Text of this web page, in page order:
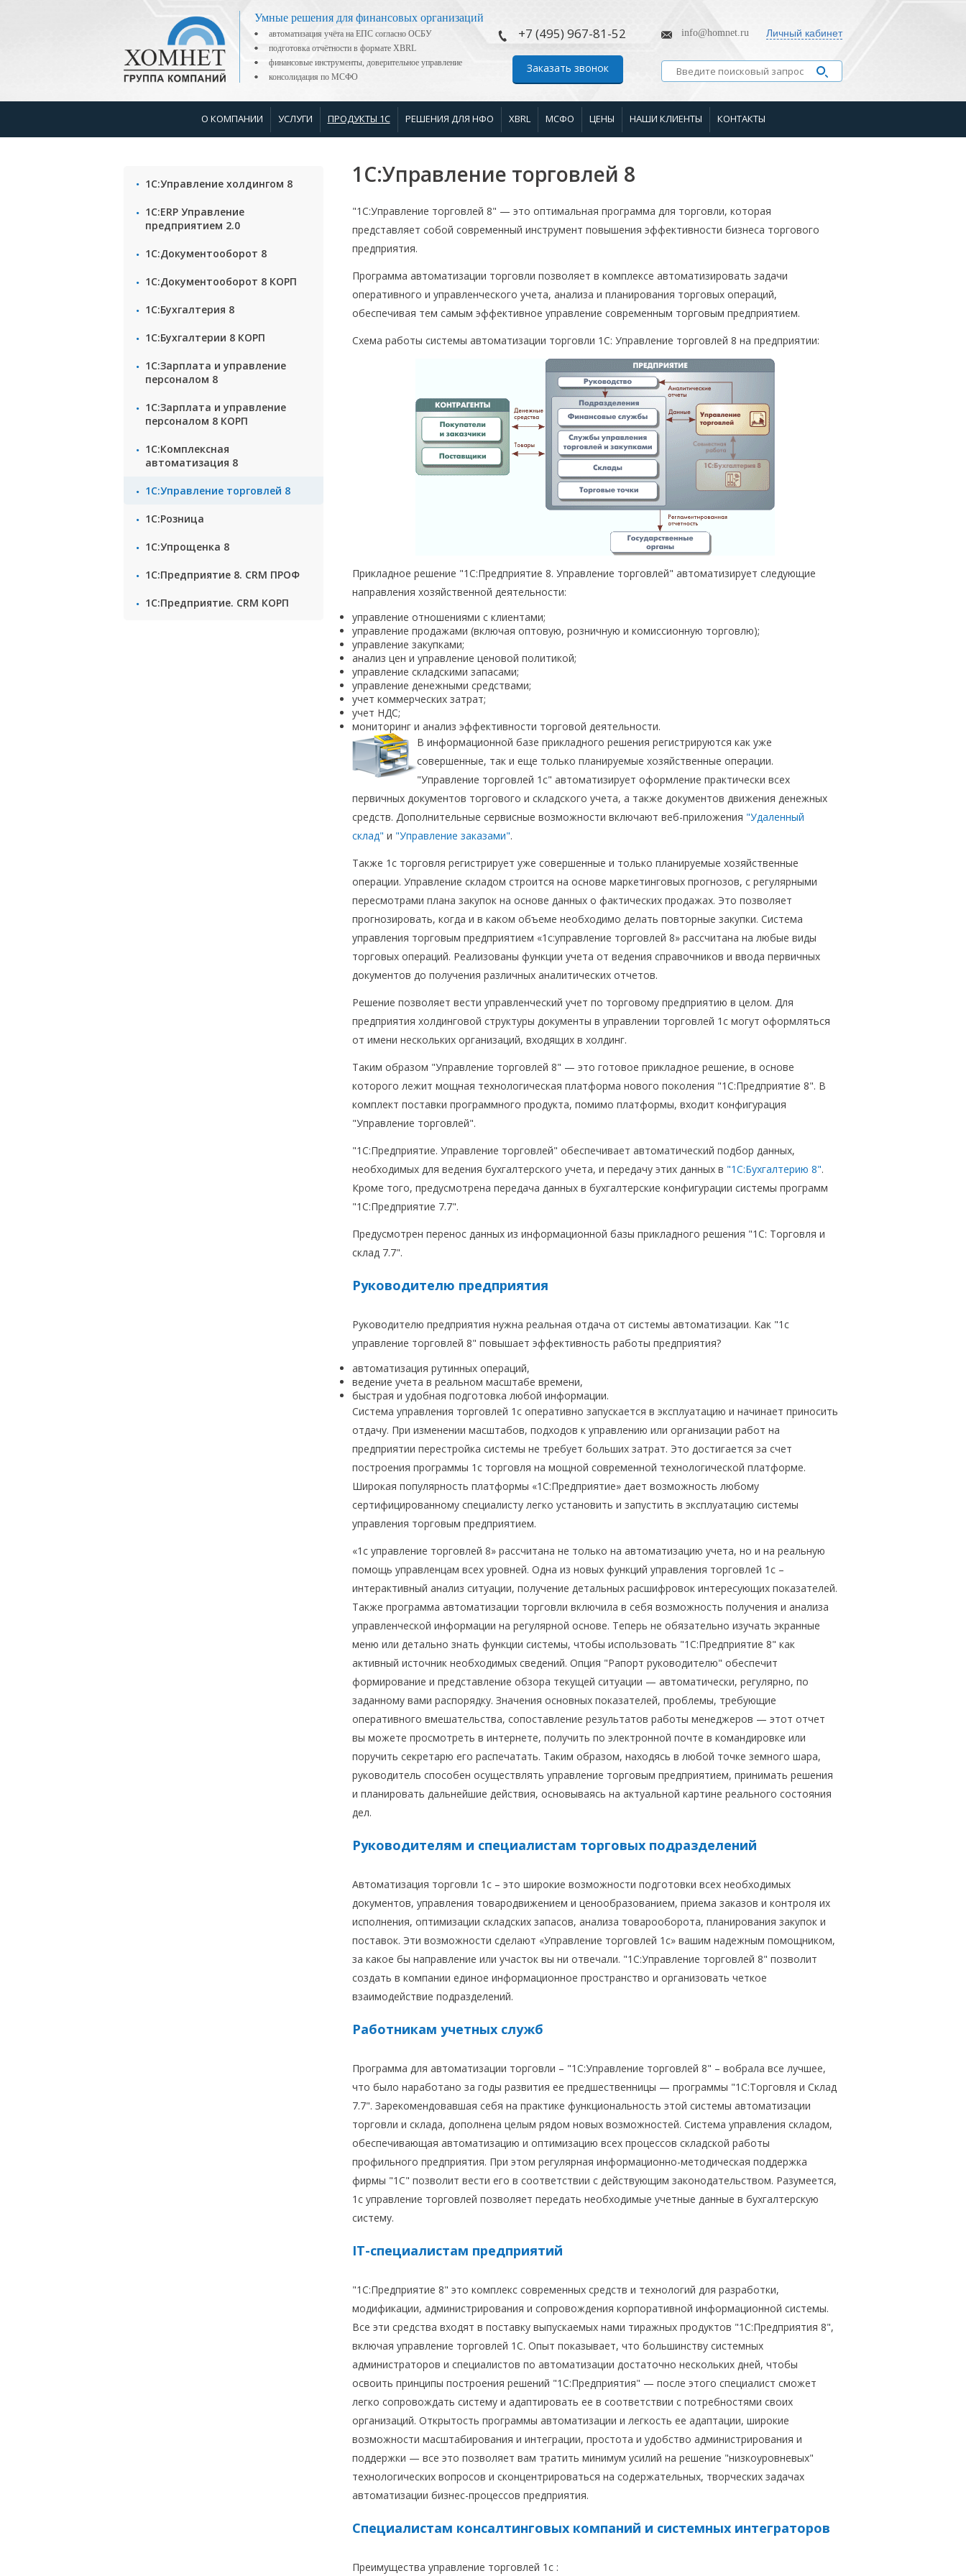
Умные решения для финансовых организаций
автоматизация учёта на ЕПС согласно ОСБУ
подготовка отчётности в формате XBRL
финансовые инструменты, доверительное управление
консолидация по МСФО
+7 (495) 967-81-52
Заказать звонок
info@homnet.ru Личный кабинет
О КОМПАНИИ УСЛУГИ ПРОДУКТЫ 1С РЕШЕНИЯ ДЛЯ НФО XBRL МСФО ЦЕНЫ НАШИ КЛИЕНТЫ КОНТАКТЫ
1С:Управление холдингом 8
1С:ERP Управление
предприятием 2.0
1С:Документооборот 8
1С:Документооборот 8 КОРП
1С:Бухгалтерия 8
1С:Бухгалтерии 8 КОРП
1С:Зарплата и управление
персоналом 8
1С:Зарплата и управление
персоналом 8 КОРП
1С:Комплексная
автоматизация 8
1С:Управление торговлей 8
1С:Розница
1С:Упрощенка 8
1С:Предприятие 8. CRM ПРОФ
1С:Предприятие. CRM КОРП
1С:Управление торговлей 8
"1С:Управление торговлей 8" — это оптимальная программа для торговли, которая
представляет собой современный инструмент повышения эффективности бизнеса торгового
предприятия.
Программа автоматизации торговли позволяет в комплексе автоматизировать задачи
оперативного и управленческого учета, анализа и планирования торговых операций,
обеспечивая тем самым эффективное управление современным торговым предприятием.
Схема работы системы автоматизации торговли 1С: Управление торговлей 8 на предприятии:
Прикладное решение "1С:Предприятие 8. Управление торговлей" автоматизирует следующие
направления хозяйственной деятельности:
управление отношениями с клиентами;
управление продажами (включая оптовую, розничную и комиссионную торговлю);
управление закупками;
анализ цен и управление ценовой политикой;
управление складскими запасами;
управление денежными средствами;
учет коммерческих затрат;
учет НДС;
мониторинг и анализ эффективности торговой деятельности.
В информационной базе прикладного решения регистрируются как уже
совершенные, так и еще только планируемые хозяйственные операции.
"Управление торговлей 1с" автоматизирует оформление практически всех
первичных документов торгового и складского учета, а также документов движения денежных
средств. Дополнительные сервисные возможности включают веб-приложения "Удаленный
склад" и "Управление заказами".
Также 1с торговля регистрирует уже совершенные и только планируемые хозяйственные
операции. Управление складом строится на основе маркетинговых прогнозов, с регулярными
пересмотрами плана закупок на основе данных о фактических продажах. Это позволяет
прогнозировать, когда и в каком объеме необходимо делать повторные закупки. Система
управления торговым предприятием «1с:управление торговлей 8» рассчитана на любые виды
торговых операций. Реализованы функции учета от ведения справочников и ввода первичных
документов до получения различных аналитических отчетов.
Решение позволяет вести управленческий учет по торговому предприятию в целом. Для
предприятия холдинговой структуры документы в управлении торговлей 1с могут оформляться
от имени нескольких организаций, входящих в холдинг.
Таким образом "Управление торговлей 8" — это готовое прикладное решение, в основе
которого лежит мощная технологическая платформа нового поколения "1С:Предприятие 8". В
комплект поставки программного продукта, помимо платформы, входит конфигурация
"Управление торговлей".
"1С:Предприятие. Управление торговлей" обеспечивает автоматический подбор данных,
необходимых для ведения бухгалтерского учета, и передачу этих данных в "1С:Бухгалтерию 8".
Кроме того, предусмотрена передача данных в бухгалтерские конфигурации системы программ
"1С:Предприятие 7.7".
Предусмотрен перенос данных из информационной базы прикладного решения "1С: Торговля и
склад 7.7".
Руководителю предприятия
Руководителю предприятия нужна реальная отдача от системы автоматизации. Как "1с
управление торговлей 8" повышает эффективность работы предприятия?
автоматизация рутинных операций,
ведение учета в реальном масштабе времени,
быстрая и удобная подготовка любой информации.
Система управления торговлей 1с оперативно запускается в эксплуатацию и начинает приносить
отдачу. При изменении масштабов, подходов к управлению или организации работ на
предприятии перестройка системы не требует больших затрат. Это достигается за счет
построения программы 1с торговля на мощной современной технологической платформе.
Широкая популярность платформы «1С:Предприятие» дает возможность любому
сертифицированному специалисту легко установить и запустить в эксплуатацию системы
управления торговым предприятием.
«1с управление торговлей 8» рассчитана не только на автоматизацию учета, но и на реальную
помощь управленцам всех уровней. Одна из новых функций управления торговлей 1с –
интерактивный анализ ситуации, получение детальных расшифровок интересующих показателей.
Также программа автоматизации торговли включила в себя возможность получения и анализа
управленческой информации на регулярной основе. Теперь не обязательно изучать экранные
меню или детально знать функции системы, чтобы использовать "1С:Предприятие 8" как
активный источник необходимых сведений. Опция "Рапорт руководителю" обеспечит
формирование и представление обзора текущей ситуации — автоматически, регулярно, по
заданному вами распорядку. Значения основных показателей, проблемы, требующие
оперативного вмешательства, сопоставление результатов работы менеджеров — этот отчет
вы можете просмотреть в интернете, получить по электронной почте в командировке или
поручить секретарю его распечатать. Таким образом, находясь в любой точке земного шара,
руководитель способен осуществлять управление торговым предприятием, принимать решения
и планировать дальнейшие действия, основываясь на актуальной картине реального состояния
дел.
Руководителям и специалистам торговых подразделений
Автоматизация торговли 1с – это широкие возможности подготовки всех необходимых
документов, управления товародвижением и ценообразованием, приема заказов и контроля их
исполнения, оптимизации складских запасов, анализа товарооборота, планирования закупок и
поставок. Эти возможности сделают «Управление торговлей 1с» вашим надежным помощником,
за какое бы направление или участок вы ни отвечали. "1С:Управление торговлей 8" позволит
создать в компании единое информационное пространство и организовать четкое
взаимодействие подразделений.
Работникам учетных служб
Программа для автоматизации торговли – "1С:Управление торговлей 8" – вобрала все лучшее,
что было наработано за годы развития ее предшественницы — программы "1С:Торговля и Склад
7.7". Зарекомендовавшая себя на практике функциональность этой системы автоматизации
торговли и склада, дополнена целым рядом новых возможностей. Система управления складом,
обеспечивающая автоматизацию и оптимизацию всех процессов складской работы
профильного предприятия. При этом регулярная информационно-методическая поддержка
фирмы "1С" позволит вести его в соответствии с действующим законодательством. Разумеется,
1с управление торговлей позволяет передать необходимые учетные данные в бухгалтерскую
систему.
IT-специалистам предприятий
"1С:Предприятие 8" это комплекс современных средств и технологий для разработки,
модификации, администрирования и сопровождения корпоративной информационной системы.
Все эти средства входят в поставку выпускаемых нами тиражных продуктов "1С:Предприятия 8",
включая управление торговлей 1С. Опыт показывает, что большинству системных
администраторов и специалистов по автоматизации достаточно нескольких дней, чтобы
освоить принципы построения решений "1С:Предприятия" — после этого специалист сможет
легко сопровождать систему и адаптировать ее в соответствии с потребностями своих
организаций. Открытость программы автоматизации и легкость ее адаптации, широкие
возможности масштабирования и интеграции, простота и удобство администрирования и
поддержки — все это позволяет вам тратить минимум усилий на решение "низкоуровневых"
технологических вопросов и сконцентрироваться на содержательных, творческих задачах
автоматизации бизнес-процессов предприятия.
Специалистам консалтинговых компаний и системных интеграторов
Преимущества управление торговлей 1с :